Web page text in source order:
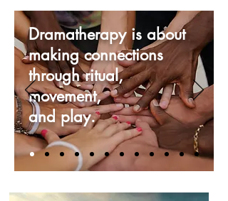
Dramatherapy is about
making connections
through ritual,
movement,
and play.